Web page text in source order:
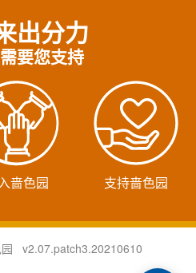
出分力
要您支持
啬色园 支持啬色园
v2.07.patch3.20210610